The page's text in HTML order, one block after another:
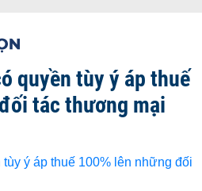
quyền tùy ý áp thuế
tác thương mại